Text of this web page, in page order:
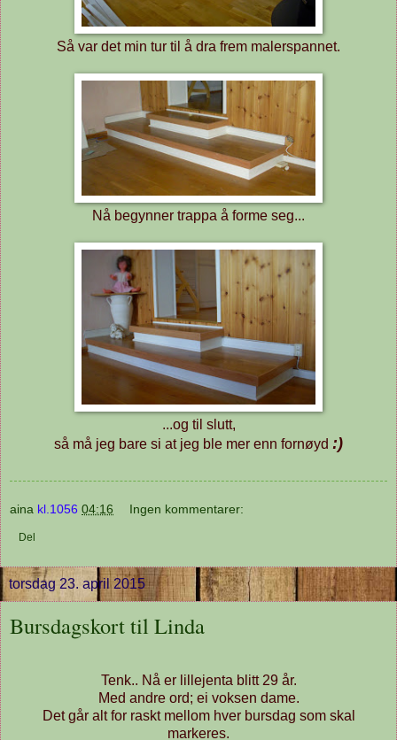
Så var det min tur til å dra frem malerspannet.
Nå begynner trappa å forme seg...
...og til slutt,
så må jeg bare si at jeg ble mer enn fornøyd :)
aina kl.1056 04:16 Ingen kommentarer:
Del
torsdag 23. april 2015
Bursdagskort til Linda
Tenk.. Nå er lillejenta blitt 29 år.
Med andre ord; ei voksen dame.
Det går alt for raskt mellom hver bursdag som skal
markeres.